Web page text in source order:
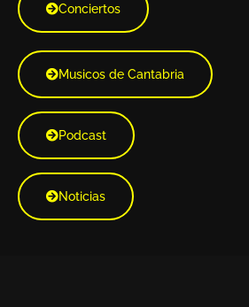
Conciertos
Musicos de Cantabria
Podcast
Noticias